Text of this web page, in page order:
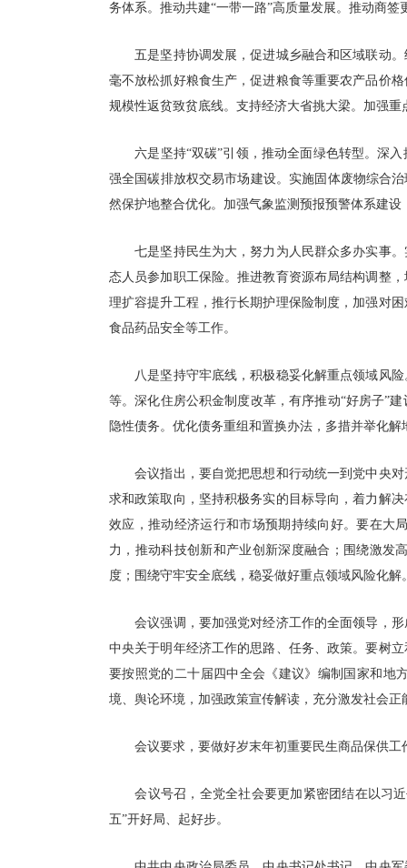
务体系。推动共建“一带一路”高质量发展。推动商
五是坚持协调发展，促进城乡融合和区域联动。
毫不放松抓好粮食生产，促进粮食等重要农产品价
规模性返贫致贫底线。支持经济大省挑大梁。加强
六是坚持“双碳”引领，推动全面绿色转型。深入
强全国碳排放权交易市场建设。实施固体废物综合
然保护地整合优化。加强气象监测预报预警体系建
七是坚持民生为大，努力为人民群众多办实事。
态人员参加职工保险。推进教育资源布局结构调整
理扩容提升工程，推行长期护理保险制度，加强对
食品药品安全等工作。
八是坚持守牢底线，积极稳妥化解重点领域风险
等。深化住房公积金制度改革，有序推动“好房子”
隐性债务。优化债务重组和置换办法，多措并举化
会议指出，要自觉把思想和行动统一到党中央对
求和政策取向，坚持积极务实的目标导向，着力解
效应，推动经济运行和市场预期持续向好。要在大
力，推动科技创新和产业创新深度融合；围绕激发
度；围绕守牢安全底线，稳妥做好重点领域风险化解
会议强调，要加强党对经济工作的全面领导，形
中央关于明年经济工作的思路、任务、政策。要树
要按照党的二十届四中全会《建议》编制国家和地
境、舆论环境，加强政策宣传解读，充分激发社会正
会议要求，要做好岁末年初重要民生商品保供工
会议号召，全党全社会要更加紧密团结在以习近
五”开好局、起好步。